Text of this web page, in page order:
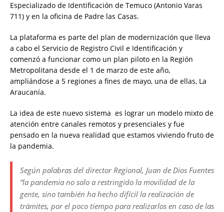
Especializado de Identificación de Temuco (Antonio Varas
711) y en la oficina de Padre las Casas.
La plataforma es parte del plan de modernización que lleva
a cabo el Servicio de Registro Civil e Identificación y
comenzó a funcionar como un plan piloto en la Región
Metropolitana desde el 1 de marzo de este año,
ampliándose a 5 regiones a fines de mayo, una de ellas, La
Araucanía.
La idea de este nuevo sistema es lograr un modelo mixto de
atención entre canales remotos y presenciales y fue
pensado en la nueva realidad que estamos viviendo fruto de
la pandemia.
Según palabras del director Regional, Juan de Dios Fuentes
“la pandemia no solo a restringido la movilidad de la
gente, sino también ha hecho difícil la realización de
trámites, por el poco tiempo para realizarlos en caso de las